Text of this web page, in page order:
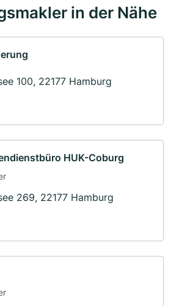
in der Nähe
100, 22177 Hamburg
HUK-Coburg
269, 22177 Hamburg